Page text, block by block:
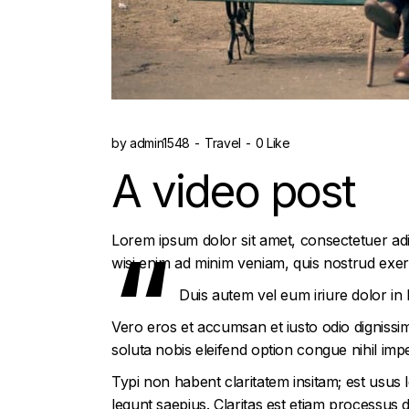
byadmin1548 Travel 0 Like
A video post
Lorem ipsum dolor sit amet, consectetuer
wisi enim ad minim veniam, quis nostrud
Duis autem vel eum iriure dolor
Vero eros et accumsan et iusto odio
soluta nobis eleifend option congue nihil
Typi non habent claritatem insitam; est
legunt saepius. Claritas est etiam